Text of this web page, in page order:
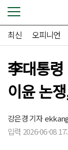
최신 오피니언
李대통
이윤 논
강은경 기자
입력 2026-06-08